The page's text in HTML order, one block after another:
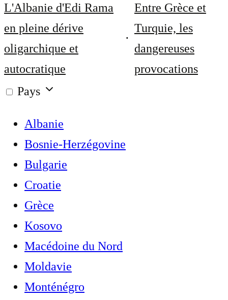
L'Albanie d'Edi Rama
en pleine dérive
oligarchique et
autocratique
Entre Grèce et
Turquie, les
dangereuses
provocations
Pays
Albanie
Bosnie-Herzégovine
Bulgarie
Croatie
Grèce
Kosovo
Macédoine du Nord
Moldavie
Monténégro